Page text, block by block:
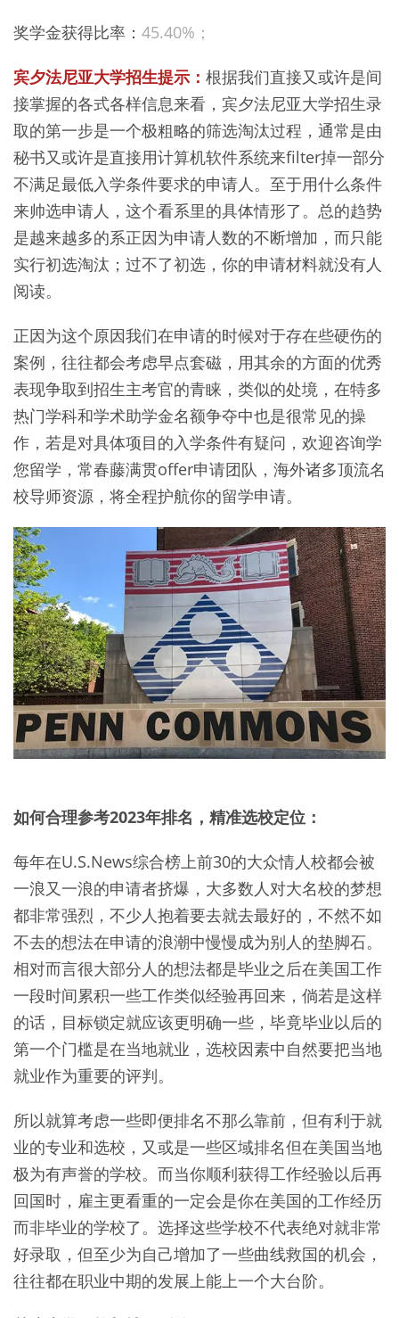
奖学金获得比率： 45.40%；
宾夕法尼亚大学招生提示： 根据我们直接又或许是间
接掌握的各式各样信息来看，宾夕法尼亚大学招生录
取的第一步是一个极粗略的筛选淘汰过程，通常是由
秘书又或许是直接用计算机软件系统来filter掉一部分
不满足最低入学条件要求的申请人。至于用什么条件
来帅选申请人，这个看系里的具体情形了。总的趋势
是越来越多的系正因为申请人数的不断增加，而只能
实行初选淘汰；过不了初选，你的申请材料就没有人
阅读。
正因为这个原因我们在申请的时候对于存在些硬伤的
案例，往往都会考虑早点套磁，用其余的方面的优秀
表现争取到招生主考官的青睐，类似的处境，在特多
热门学科和学术助学金名额争夺中也是很常见的操
作，若是对具体项目的入学条件有疑问，欢迎咨询学
您留学，常春藤满贯offer申请团队，海外诸多顶流名
校导师资源，将全程护航你的留学申请。
如何合理参考2023年排名，精准选校定位：
每年在U.S.News综合榜上前30的大众情人校都会被
一浪又一浪的申请者挤爆，大多数人对大名校的梦想
都非常强烈，不少人抱着要去就去最好的，不然不如
不去的想法在申请的浪潮中慢慢成为别人的垫脚石。
相对而言很大部分人的想法都是毕业之后在美国工作
一段时间累积一些工作类似经验再回来，倘若是这样
的话，目标锁定就应该更明确一些，毕竟毕业以后的
第一个门槛是在当地就业，选校因素中自然要把当地
就业作为重要的评判。
所以就算考虑一些即便排名不那么靠前，但有利于就
业的专业和选校，又或是一些区域排名但在美国当地
极为有声誉的学校。而当你顺利获得工作经验以后再
回国时，雇主更看重的一定会是你在美国的工作经历
而非毕业的学校了。选择这些学校不代表绝对就非常
好录取，但至少为自己增加了一些曲线救国的机会，
往往都在职业中期的发展上能上一个大台阶。